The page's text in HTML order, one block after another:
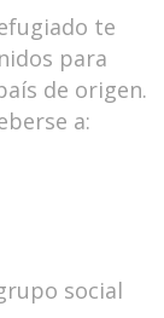
te
para
de origen.
a:
social